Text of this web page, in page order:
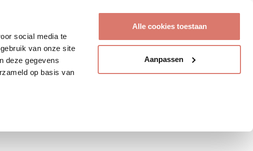
social media te
van onze site
deze gegevens
op basis van
Alle cookies toestaan
Aanpassen